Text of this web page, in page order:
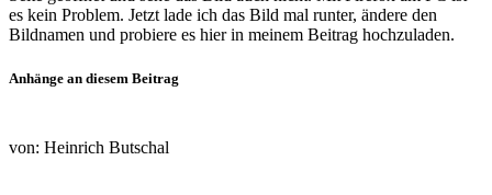
es kein Problem. Jetzt lade ich das Bild mal runter, ändere den
Bildnamen und probiere es hier in meinem Beitrag hochzuladen.
Anhänge an diesem Beitrag
von: Heinrich Butschal